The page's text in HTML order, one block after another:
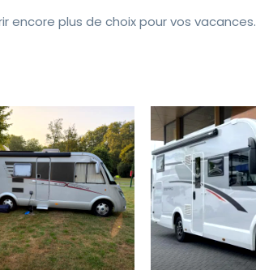
encore plus de choix pour vos vacances.
Suivant Précédent